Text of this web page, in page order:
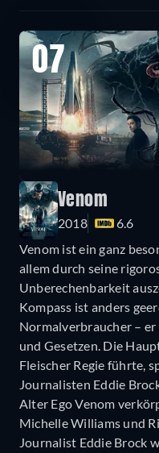
07
Venom
2018
6.6
Venom ist ein ganz
allem durch seine
Unberechenbarkeit
Kompass ist anders
Normalverbraucher –
und Gesetzen. Die
Fleischer Regie führte,
Journalisten Eddie
Alter Ego Venom
Michelle Williams und
Journalist Eddie Brock